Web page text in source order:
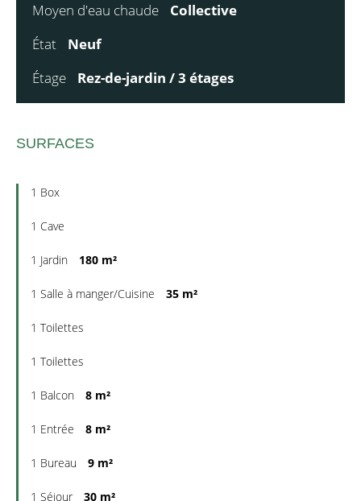
Moyen d'eau chaude
Collective
État
Neuf
Étage
Rez-de-jardin / 3 étages
SURFACES
1 Box
1 Cave
1 Jardin 180 m²
1 Salle à manger/Cuisine 35 m²
1 Toilettes
1 Toilettes
1 Balcon 8 m²
1 Entrée 8 m²
1 Bureau 9 m²
1 Séjour 30 m²